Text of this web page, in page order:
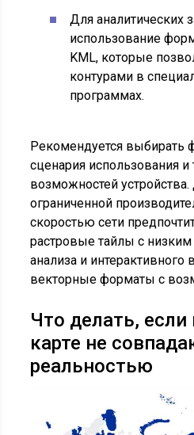
Для аналитических
использование
KML, которые
контурами в
программах.
Рекомендуется выбирать
сценария использования и
возможностей устройства.
ограниченной
скоростью сети
растровые тайлы с
анализа и интерактивного
векторные форматы с
Что делать,
карте не
реальностью